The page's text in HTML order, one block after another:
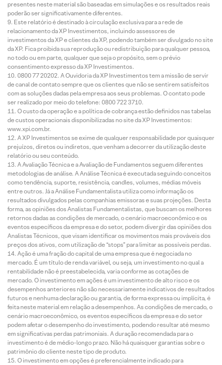
presentes neste material são baseadas em simulações e os resultados reais
poderão ser significativamente diferentes.
Este relatório é destinado à circulação exclusiva para a rede de
relacionamento da XP Investimentos, incluindo assessores de
investimentos da XP e clientes da XP, podendo também ser divulgado no site
da XP. Fica proibida sua reprodução ou redistribuição para qualquer pessoa,
no todo ou em parte, qualquer que seja o propósito, sem o prévio
consentimento expresso da XP Investimentos.
0800 77 20202. A Ouvidoria da XP Investimentos tem a missão de servir
de canal de contato sempre que os clientes que não se sentirem satisfeitos
com as soluções dadas pela empresa aos seus problemas. O contato pode
ser realizado por meio do telefone: 0800 722 3710.
O custo da operação e a política de cobrança estão definidos nas tabelas
de custos operacionais disponibilizadas no site da XP Investimentos:
www.xpi.com.br.
A XP Investimentos se exime de qualquer responsabilidade por quaisquer
prejuízos, diretos ou indiretos, que venham a decorrer da utilização deste
relatório ou seu conteúdo.
A Avaliação Técnica e a Avaliação de Fundamentos seguem diferentes
metodologias de análise. A Análise Técnica é executada seguindo conceitos
como tendência, suporte, resistência, candles, volumes, médias móveis
entre outros. Já a Análise Fundamentalista utiliza como informação os
resultados divulgados pelas companhias emissoras e suas projeções. Desta
forma, as opiniões dos Analistas Fundamentalistas, que buscam os melhores
retornos dadas as condições de mercado, o cenário macroeconômico e os
eventos específicos da empresa e do setor, podem divergir das opiniões dos
Analistas Técnicos, que visam identificar os movimentos mais prováveis dos
preços dos ativos, com utilização de “stops” para limitar as possíveis perdas.
Ação é uma fração do capital de uma empresa que é negociada no
mercado. É um título de renda variável, ou seja, um investimento no qual a
rentabilidade não é preestabelecida, varia conforme as cotações de
mercado. O investimento em ações é um investimento de alto risco e os
desempenhos anteriores não são necessariamente indicativos de resultados
futuros e nenhuma declaração ou garantia, de forma expressa ou implícita, é
feita neste material em relação a desempenhos. As condições de mercado, o
cenário macroeconômico, os eventos específicos da empresa e do setor
podem afetar o desempenho do investimento, podendo resultar até mesmo
em significativas perdas patrimoniais. A duração recomendada para o
investimento é de médio-longo prazo. Não há quaisquer garantias sobre o
patrimônio do cliente neste tipo de produto.
O investimento em opções é preferencialmente indicado para